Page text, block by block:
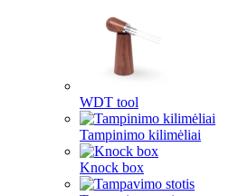
WDT tool
Tampinimo kilimėliai
Knock box